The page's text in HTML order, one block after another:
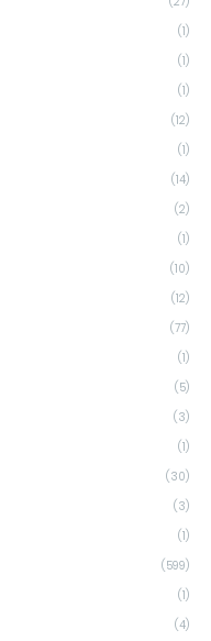
(1)
(1)
(1)
(12)
(1)
(14)
(2)
(1)
(10)
(12)
(77)
(1)
(5)
(3)
(1)
(30)
(3)
(1)
(599)
(1)
(4)